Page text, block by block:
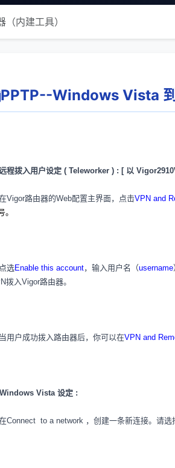
内建工具）
PPTP--Windows Vista 到
程拨入用户设定 ( Teleworker ) : [ 以
Vigor路由器的Web配置主界面，点击VPN and
。
点选Enable this account，输入用户名（username
拨入Vigor路由器。
当用户成功拨入路由器后，你可以在VPN and
Vista 设定 :
Connect to a network ，创建一条新连接。请选